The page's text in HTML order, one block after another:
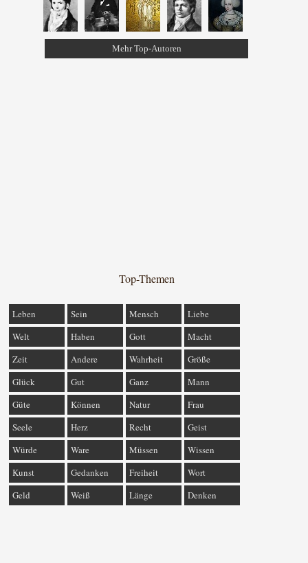
Mehr Top-Autoren
Top-Themen
Leben Sein Mensch
Liebe
Welt
Haben Gott
Macht
Zeit
Andere Wahrheit
Größe
Glück
Gut Ganz
Mann
Güte
Können Natur
Frau
Seele
Herz Recht
Geist
Würde
Ware Müssen
Wissen
Kunst
Gedanken Freiheit
Wort
Geld
Weiß Länge Denken